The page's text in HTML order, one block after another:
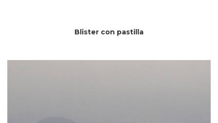
Blister con pastilla